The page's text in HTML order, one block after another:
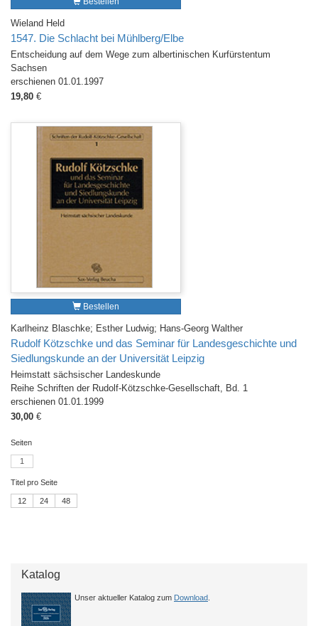
Wieland Held
1547. Die Schlacht bei Mühlberg/Elbe
Entscheidung auf dem Wege zum albertinischen Kurfürstentum
Sachsen
erschienen 01.01.1997
19,80 €
Bestellen
Karlheinz Blaschke; Esther Ludwig; Hans-Georg Walther
Rudolf Kötzschke und das Seminar für Landesgeschichte und
Siedlungskunde an der Universität Leipzig
Heimstatt sächsischer Landeskunde
Reihe Schriften der Rudolf-Kötzschke-Gesellschaft, Bd. 1
erschienen 01.01.1999
30,00 €
Seiten
1
Titel pro Seite
12 24 48
Katalog
Unser aktueller Katalog zum Download